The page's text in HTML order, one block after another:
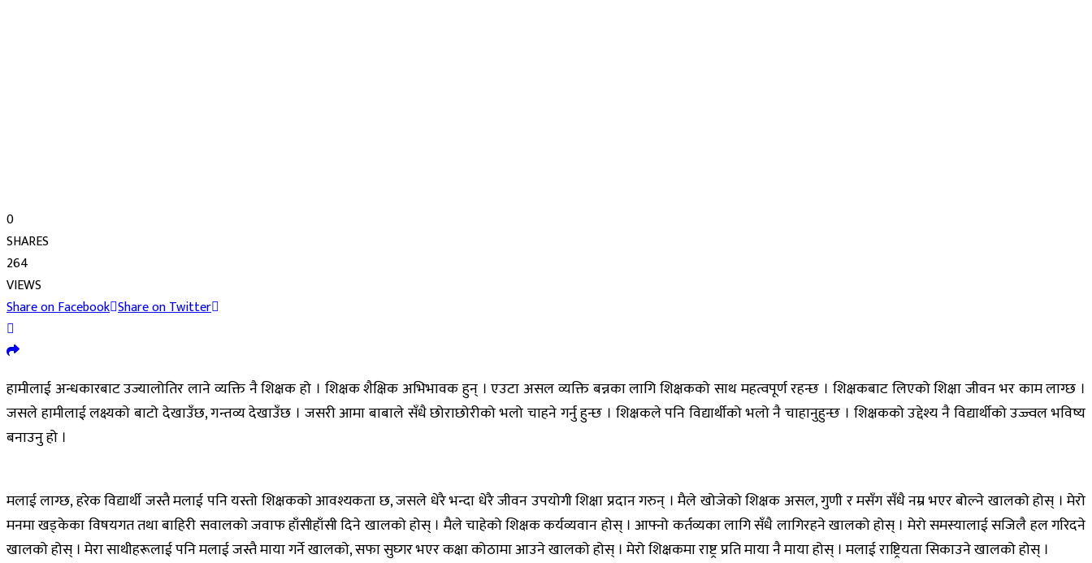
0
SHARES
264
VIEWS
Share on Facebook Share on Twitter
हामीलाई अन्धकारबाट उज्यालोतिर लाने व्यक्ति नै शिक्षक हो । शिक्षक शैक्षिक अभिभावक हुन् । एउटा असल व्यक्ति बन्नका लागि शिक्षकको साथ महत्वपूर्ण रहन्छ । शिक्षकबाट लिएको शिक्षा जीवन भर काम लाग्छ ।
जसले हामीलाई लक्ष्यको बाटो देखाउँछ, गन्तव्य देखाउँछ । जसरी आमा बाबाले सँधै छोराछोरीको भलो चाहने गर्नु हुन्छ । शिक्षकले पनि विद्यार्थीको भलो नै चाहानुहुन्छ । शिक्षकको उद्देश्य नै विद्यार्थीको उज्ज्वल भविष्य
बनाउनु हो ।
मलाई लाग्छ, हरेक विद्यार्थी जस्तै मलाई पनि यस्तो शिक्षकको आवश्यकता छ, जसले धेरै भन्दा धेरै जीवन उपयोगी शिक्षा प्रदान गरुन् । मैले खोजेको शिक्षक असल, गुणी र मसँग सँधै नम्र भएर बोल्ने खालको होस् । मेरो
मनमा खड्केका विषयगत तथा बाहिरी सवालको जवाफ हाँसीहाँसी दिने खालको होस् । मैले चाहेको शिक्षक कर्यव्यवान होस् । आफ्नो कर्तव्यका लागि सँधै लागिरहने खालको होस् । मेरो समस्यालाई सजिलै हल गरिदने
खालको होस् । मेरा साथीहरूलाई पनि मलाई जस्तै माया गर्ने खालको, सफा सुघ्गर भएर कक्षा कोठामा आउने खालको होस् । मेरो शिक्षकमा राष्ट्र प्रति माया नै माया होस् । मलाई राष्ट्रियता सिकाउने खालको होस् ।